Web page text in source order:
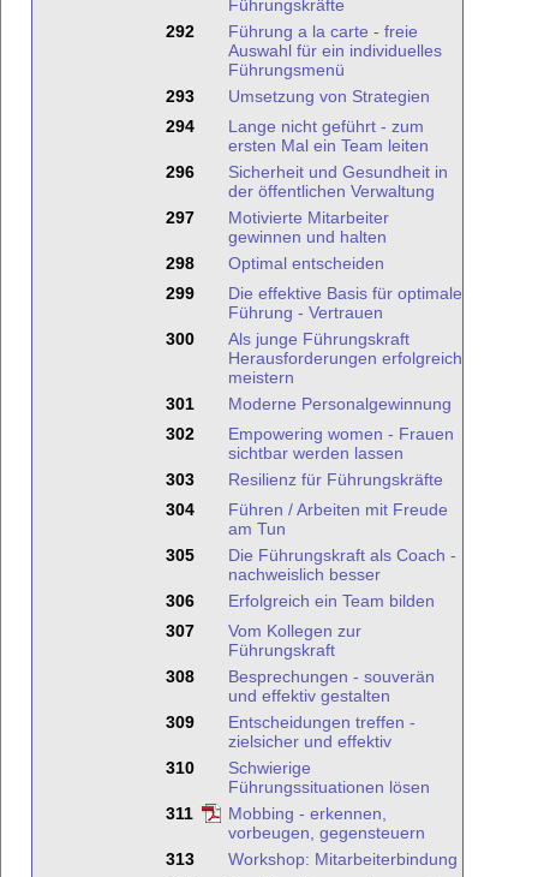
Führungskräfte
292
Führung a la carte - freie
Auswahl für ein individuelles
Führungsmenü
293
Umsetzung von Strategien
294
Lange nicht geführt - zum
ersten Mal ein Team leiten
296
Sicherheit und Gesundheit in
der öffentlichen Verwaltung
297
Motivierte Mitarbeiter
gewinnen und halten
298
Optimal entscheiden
299
Die effektive Basis für optimale
Führung - Vertrauen
300
Als junge Führungskraft
Herausforderungen erfolgreich
meistern
301
Moderne Personalgewinnung
302
Empowering women - Frauen
sichtbar werden lassen
303
Resilienz für Führungskräfte
304
Führen / Arbeiten mit Freude
am Tun
305
Die Führungskraft als Coach -
nachweislich besser
306
Erfolgreich ein Team bilden
307
Vom Kollegen zur
Führungskraft
308
Besprechungen - souverän
und effektiv gestalten
309
Entscheidungen treffen -
zielsicher und effektiv
310
Schwierige
Führungssituationen lösen
311
Mobbing - erkennen,
vorbeugen, gegensteuern
313
Workshop: Mitarbeiterbindung